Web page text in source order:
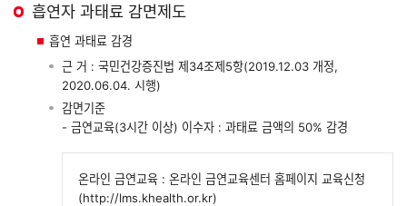
흡연자 과태료 감면제도
흡연 과태료 감경
근 거 : 국민건강증진법 제34조제5항(2019.12.03 개정,
2020.06.04. 시행)
감면기준
- 금연교육(3시간 이상) 이수자 : 과태료 금액의 50% 감경
온라인 금연교육 : 온라인 금연교육센터 홈페이지 교육신청
(http://lms.khealth.or.kr)